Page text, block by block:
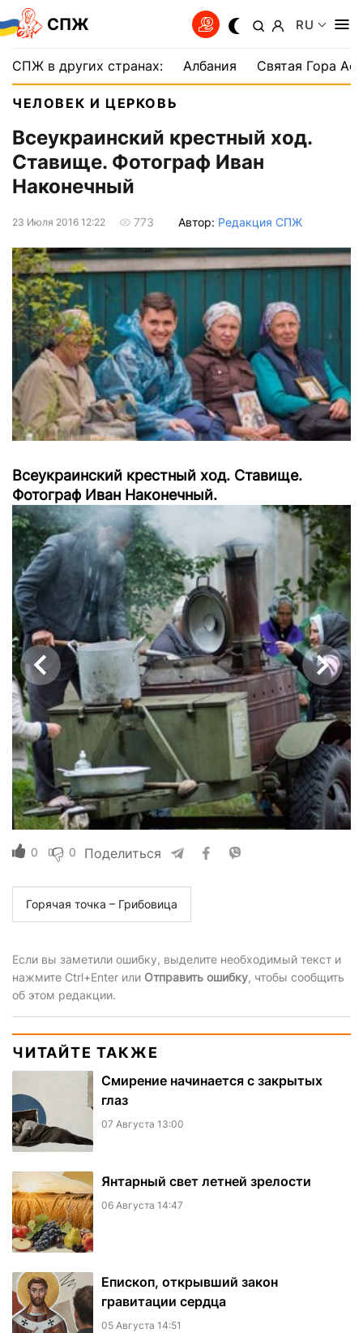
СПЖ RU
СПЖ в других странах: Албания Святая Гора
ЧЕЛОВЕК И ЦЕРКОВЬ
Всеукраинский крестный ход.
Ставище. Фотограф Иван
Наконечный
23 Июля 2016 12:22 773 Автор: Редакция СПЖ
Всеукраинский крестный ход. Ставище.
Фотограф Иван Наконечный.
0 0 Поделиться
Горячая точка – Грибовица
Если вы заметили ошибку, выделите необходимый текст и
нажмите Ctrl+Enter или Отправить ошибку, чтобы сообщить
об этом редакции.
ЧИТАЙТЕ ТАКЖЕ
Смирение начинается с закрытых
глаз
07 Августа 13:00
Янтарный свет летней зрелости
06 Августа 14:47
Епископ, открывший закон
гравитации сердца
05 Августа 14:51